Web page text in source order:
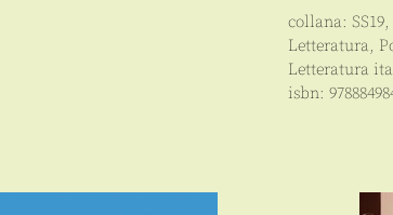
collana: SS19
Letteratura,
Letteratura
isbn: